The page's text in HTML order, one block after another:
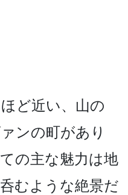
ど近い­、山の
ンの町があり
の主な魅力は地
むよ­うな絶景だ